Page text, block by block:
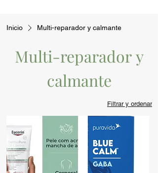
Inicio Multi-reparador y calmante
Multi-reparador y
calmante
Filtrar y ordenar